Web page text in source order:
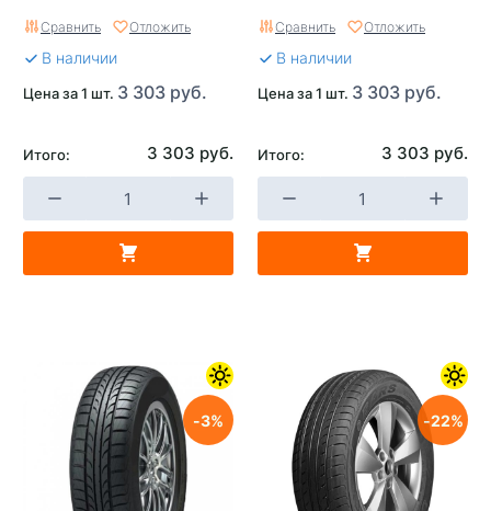
Сравнить Отложить
В наличии
Цена за 1 шт. 3 303 руб.
Итого: 3 303 руб.
Сравнить Отложить
В наличии
Цена за 1 шт. 3 303 руб.
Итого: 3 303 руб.
3 22